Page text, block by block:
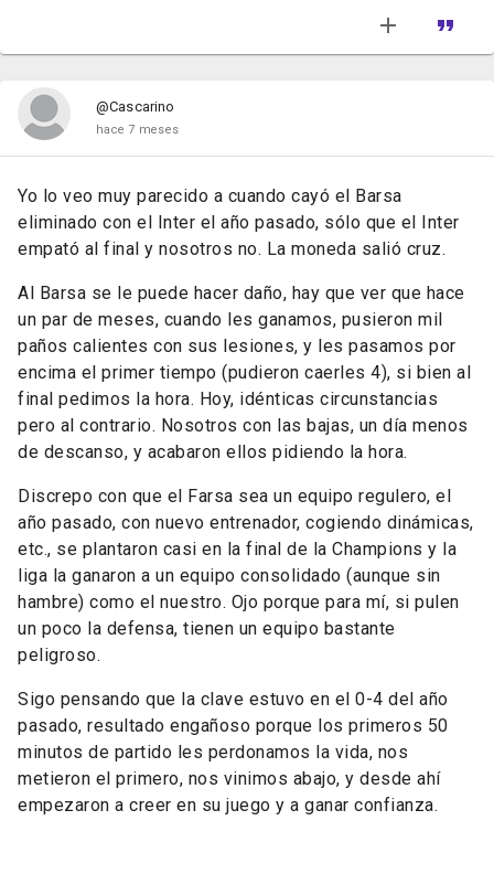
@Cascarino
hace 7 meses
Yo lo veo muy parecido a cuando cayó el Barsa
eliminado con el Inter el año pasado, sólo que el Inter
empató al final y nosotros no. La moneda salió cruz.
Al Barsa se le puede hacer daño, hay que ver que hace
un par de meses, cuando les ganamos, pusieron mil
paños calientes con sus lesiones, y les pasamos por
encima el primer tiempo (pudieron caerles 4), si bien al
final pedimos la hora. Hoy, idénticas circunstancias
pero al contrario. Nosotros con las bajas, un día menos
de descanso, y acabaron ellos pidiendo la hora.
Discrepo con que el Farsa sea un equipo regulero, el
año pasado, con nuevo entrenador, cogiendo dinámicas,
etc., se plantaron casi en la final de la Champions y la
liga la ganaron a un equipo consolidado (aunque sin
hambre) como el nuestro. Ojo porque para mí, si pulen
un poco la defensa, tienen un equipo bastante
peligroso.
Sigo pensando que la clave estuvo en el 0-4 del año
pasado, resultado engañoso porque los primeros 50
minutos de partido les perdonamos la vida, nos
metieron el primero, nos vinimos abajo, y desde ahí
empezaron a creer en su juego y a ganar confianza.